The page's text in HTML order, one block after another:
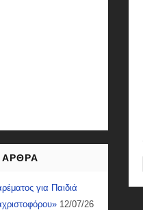
ΆΡΘΡΑ
για Παιδιά
12/07/26